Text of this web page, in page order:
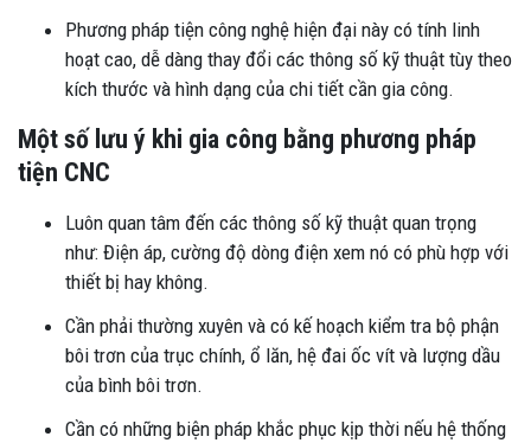
Phương pháp tiện công nghệ hiện đại này có tính linh
hoạt cao, dễ dàng thay đổi các thông số kỹ thuật tùy theo
kích thước và hình dạng của chi tiết cần gia công.
Một số lưu ý khi gia công bằng phương pháp
tiện CNC
Luôn quan tâm đến các thông số kỹ thuật quan trọng
như: Điện áp, cường độ dòng điện xem nó có phù hợp với
thiết bị hay không.
Cần phải thường xuyên và có kế hoạch kiểm tra bộ phận
bôi trơn của trục chính, ổ lăn, hệ đai ốc vít và lượng dầu
của bình bôi trơn.
Cần có những biện pháp khắc phục kịp thời nếu hệ thống